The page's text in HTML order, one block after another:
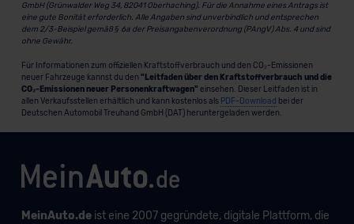
GmbH (Grünwalder Weg 34, 82041 Oberhaching). Für die Annahme eines Antrags ist
eine gute Bonität erforderlich. Alle Angaben sind unverbindlich und entsprechen
dem 2/3-Beispiel gemäß § 6a der Preisangabenverordnung (PAngV) Abs. 4 und sind
ohne Gewähr.
Für Informationen zum offiziellen Kraftstoffverbrauch und den CO₂-Emissionen
neuer Fahrzeuge kannst du den "Leitfaden über den Kraftstoffverbrauch und die
CO₂-Emissionen neuer Personenkraftwagen" einsehen. Dieser Leitfaden ist in
allen Verkaufsstellen erhältlich und kann kostenlos als PDF-Download bei der
Deutschen Automobil Treuhand GmbH (DAT) heruntergeladen werden.
MeinAuto.deist eine 2007 gegründete, digitale Plattform, die